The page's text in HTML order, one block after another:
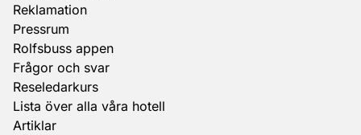
Reklamation
Pressrum
Rolfsbuss appen
Frågor och svar
Reseledarkurs
Lista över alla våra hotell
Artiklar